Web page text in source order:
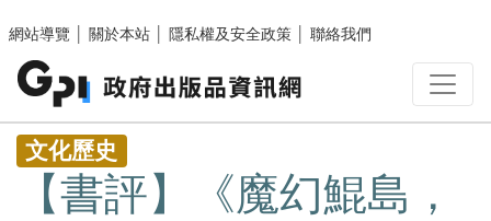
網站導覽
關於本站 隱私權及安全政策 聯絡我們
:::
文化歷史
【書評】《魔幻鯤島，